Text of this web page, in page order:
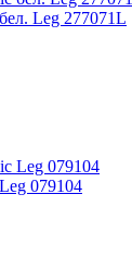
Leg 277071L
079104